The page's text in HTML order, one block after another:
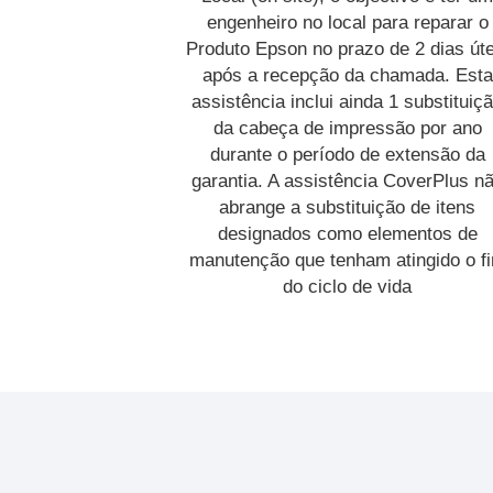
engenheiro no local para reparar o
Produto Epson no prazo de 2 dias
após a recepção da chamada. Esta
assistência inclui ainda 1
da cabeça de impressão por ano
durante o período de extensão da
garantia. A assistência CoverPlus
abrange a substituição de itens
designados como elementos de
manutenção que tenham atingido o
do ciclo de vida